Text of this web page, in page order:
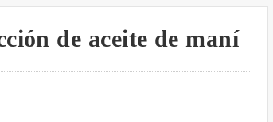
de aceite de maní